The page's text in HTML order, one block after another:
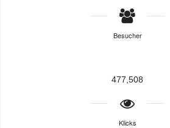
Besucher
477,508
Klicks